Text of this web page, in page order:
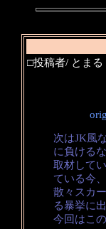
□投稿者/ とまる
次はJK風
に負ける
取材して
ている今
散々スカ
る暴挙に
今回はこ